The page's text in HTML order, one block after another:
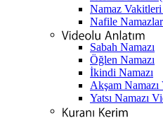
Namaz
Nafile Namazlar
Sabah Namazı
Öğlen Namazı
İkindi Namazı
Akşam Namazı
Yatsı Namazı